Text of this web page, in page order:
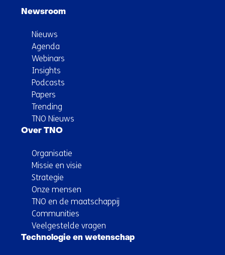
Newsroom
Nieuws
Agenda
Webinars
Insights
Podcasts
Papers
Trending
TNO Nieuws
Over TNO
Organisatie
Missie en visie
Strategie
Onze mensen
TNO en de maatschappij
Communities
Veelgestelde vragen
Technologie en wetenschap